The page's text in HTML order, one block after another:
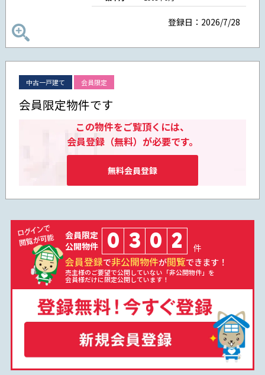
登録日：2026/7/28
中古一戸建て 会員限定
会員限定物件です
この物件をご覧頂くには、
会員登録（無料）が必要です。
無料会員登録
会員限定
公開物件
0 3 0 2 件
会員登録で非公開物件が閲覧できます！
売主様のご要望で公開していない「非公開物件」を
会員様だけに限定公開しています！